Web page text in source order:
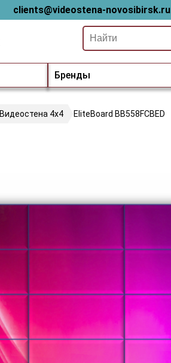
clients@videostena-novosibirsk.ru
Бренды
Видеостена 4х4 EliteBoard BB558FCBED